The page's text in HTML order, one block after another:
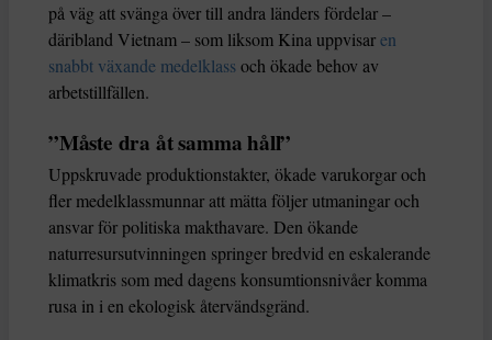
på väg att svänga över till andra länders fördelar –
däribland Vietnam – som liksom Kina uppvisaren
snabbt växande medelklassoch ökade behov av
arbetstillfällen.
”Måste dra åt samma håll”
Uppskruvade produktionstakter, ökade varukorgar och
fler medelklassmunnar att mätta följer utmaningar och
ansvar för politiska makthavare. Den ökande
naturresursutvinningen springer bredvid en eskalerande
klimatkris som med dagens konsumtionsnivåer komma
rusa in i en ekologisk återvändsgränd.